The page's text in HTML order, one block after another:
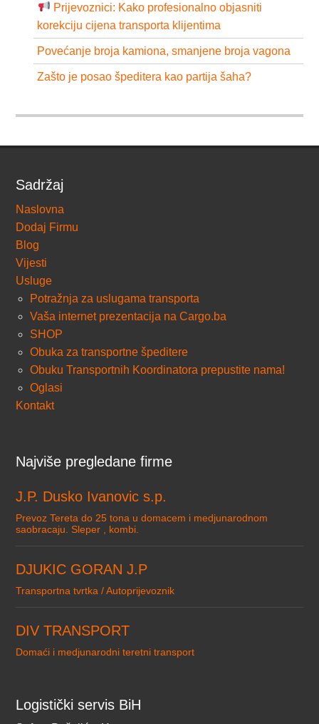
Prijevoznici: Kako profesionalno objasniti
korekciju cijena transporta klijentima
Povećanje broja kamiona, smanjene broja vagona
Zašto je posao špeditera kao partija šaha?
Sadržaj
Naslovna
Dodaj Firmu
Blog
Vijesti
Usluge
Potražnja za uslugama transporta
Vaša internet prezentacija na Cargo.ba
SHOP
Obuka za transportne špeditere
Obuku Transportnih Koordinatora prepustite nama!
Oglasi
Kontakt
Najviše pregledane firme
J.P. Dusko Ivanovic s.p.
Prevoz Tereta do 25 tona u domacem i medjunarodnom
saobracaju. Sleper , kombi.
DJUKIC GORAN J.P
Transportna tvrtka / Autoprijevoznik
DIV TRANSPORT
Domaći i medjunarodni teretni transport
Logistički servis BiH